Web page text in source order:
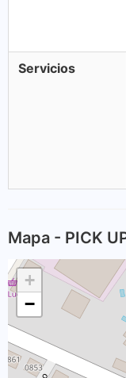
Servicios
Mapa - PICK
+
−